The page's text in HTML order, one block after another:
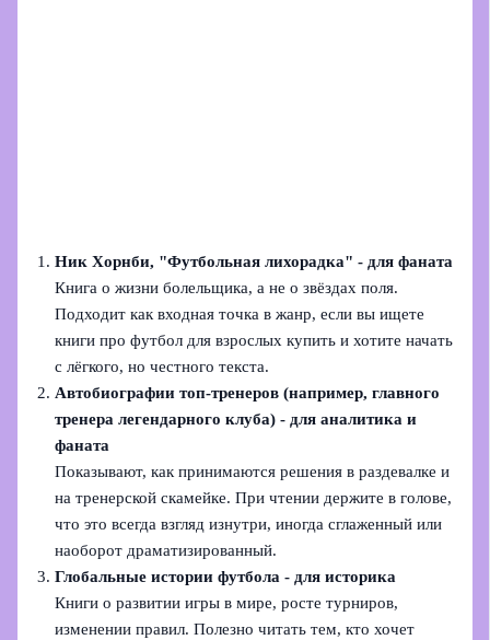
Ник Хорнби, "Футбольная лихорадка" - для фаната
Книга о жизни болельщика, а не о звёздах поля.
Подходит как входная точка в жанр, если вы ищете
книги про футбол для взрослых купить и хотите начать
с лёгкого, но честного текста.
Автобиографии топ-тренеров (например, главного
тренера легендарного клуба) - для аналитика и
фаната
Показывают, как принимаются решения в раздевалке и
на тренерской скамейке. При чтении держите в голове,
что это всегда взгляд изнутри, иногда сглаженный или
наоборот драматизированный.
Глобальные истории футбола - для историка
Книги о развитии игры в мире, росте турниров,
изменении правил. Полезно читать тем, кто хочет